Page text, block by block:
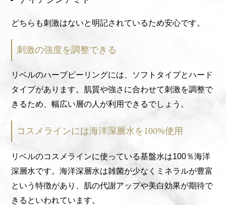
どちらも刺激はないと明記されているため安心です。
刺激の強度を調整できる
リベルのハーブピーリングには、ソフトタイプとハード
タイプがあります。肌質や強さに合わせて刺激を調整で
きるため、幅広い層の人が利用できるでしょう。
コスメラインには海洋深層水を100%使用
リベルのコスメラインに使っている基盤水は100％海洋
深層水です。海洋深層水は雑菌が少なくミネラルが豊富
という特徴があり、肌の代謝アップや美白効果が期待で
きるといわれています。